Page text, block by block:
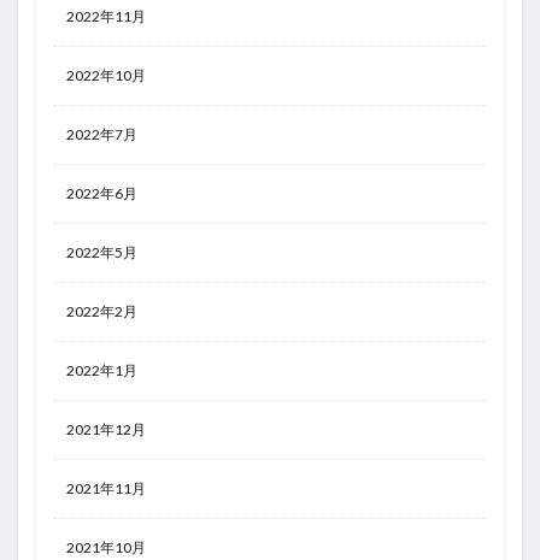
2022年11月
2022年10月
2022年7月
2022年6月
2022年5月
2022年2月
2022年1月
2021年12月
2021年11月
2021年10月